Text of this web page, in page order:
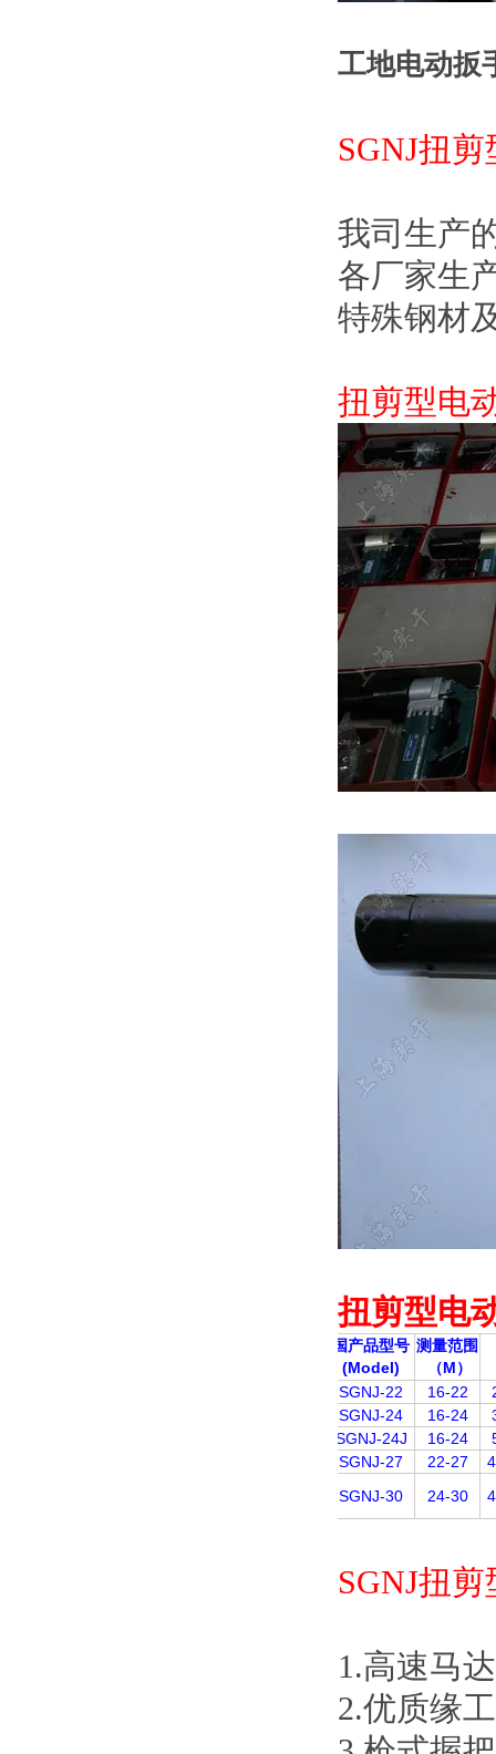
工地电动扳
SGNJ扭
我司生产
各厂家生
特殊钢材及
扭剪型电
扭剪型电
国产品型号
(Model)
测量范围
（M ）
SGNJ-22 16-22
SGNJ-24
16-24
SGNJ-24J
16-24
SGNJ-27
22-27
SGNJ-30
24-30
SGNJ扭
1.高速马达
2.优质缘工